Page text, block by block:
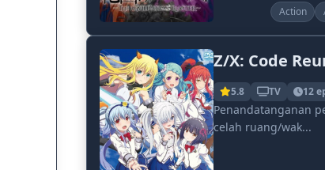
Action
Z/X: Code
5.8 TV 12
Penandatanganan
celah ruang/wak...